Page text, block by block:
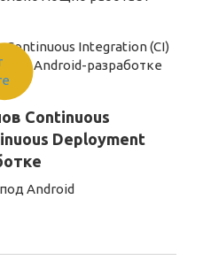
Continuous
Deployment
Android